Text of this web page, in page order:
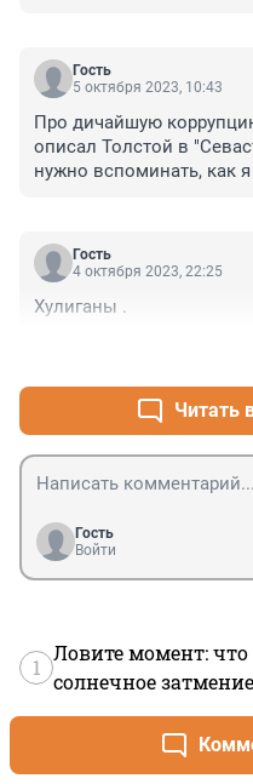
Гость
5 октября 2023, 10:43
Про дичайшую
описал Толстой в
нужно вспоминать, как
Гость
4 октября 2023, 22:25
Хулиганы .
Читать
Гость
Войти
1
Ловите момент:
солнечное
«Это всего лишь
«Друзей», который
«Минус — слишком